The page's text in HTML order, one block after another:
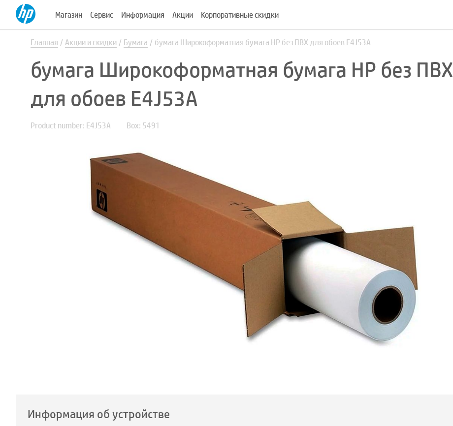
Магазин Сервис Информация Акции Корпоративные скидки
Главная Акции и скидки Бумага бумага Широкоформатная бумага HP без ПВХ для обоев E4J53A
бумага Широкоформатная бумага HP без ПВХ
для обоев E4J53A
Product number: E4J53A Box: 5491
Информация об устройстве